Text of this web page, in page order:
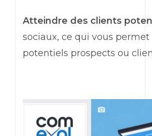
Atteindre des clients
sociaux, ce qui vous
potentiels prospects ou